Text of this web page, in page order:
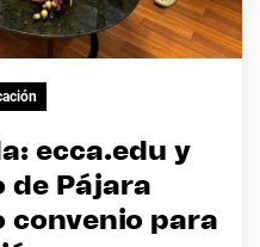
ecca.edu y
de Pájara
convenio para